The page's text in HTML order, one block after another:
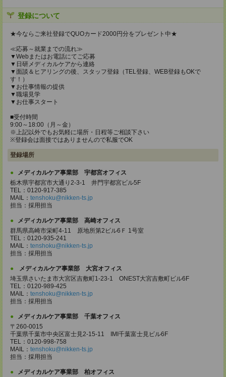
登録について
★今ならご来社登録でQUOカード2000円分をプレゼント中★
≪応募～就業までの流れ≫
▼Webまたはお電話にてご応募
▼日研メディカルケアから連絡
▼面談＆ヒアリングの後、スタッフ登録（TEL登録、WEB登録もOKで
す！）
▼お仕事情報の提供
▼職場見学
▼お仕事スタート
■受付時間
9:00～18:00（月～金）
※上記以外でもお気軽に場所・日程等ご相談下さい
※登録会は面接ではありませんので私服でOK
登録場所
メディカルケア事業部 宇都宮オフィス
栃木県宇都宮市大通り2-3-1 井門宇都宮ビル5F
TEL：0120-917-385
MAIL： tenshoku@nikken-ts.jp
担当：採用担当
メディカルケア事業部 高崎オフィス
群馬県高崎市栄町4-11 原地所第2ビル6Ｆ 1号室
TEL：0120-935-241
MAIL： tenshoku@nikken-ts.jp
担当：採用担当
メディカルケア事業部 大宮オフィス
埼玉県さいたま市大宮区吉敷町1-23-1 ONEST大宮吉敷町ビル6F
TEL：0120-989-425
MAIL： tenshoku@nikken-ts.jp
担当：採用担当
メディカルケア事業部 千葉オフィス
〒260-0015
千葉県千葉市中央区富士見2-15-11 IMI千葉富士見ビル6F
TEL：0120-998-758
MAIL： tenshoku@nikken-ts.jp
担当：採用担当
メディカルケア事業部 柏オフィス